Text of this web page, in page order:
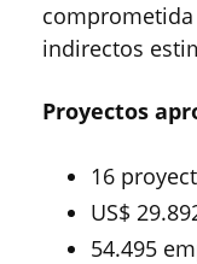
indirectos
Proyectos
16
US$
54.495